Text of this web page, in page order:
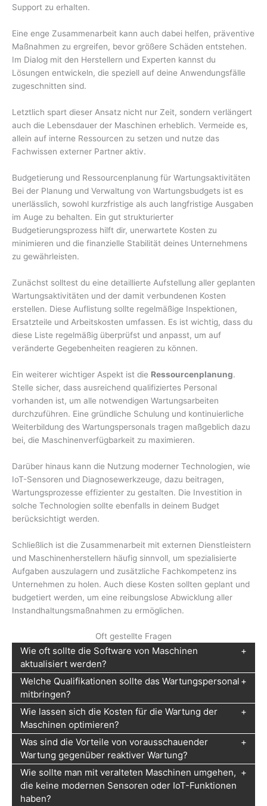
Support zu erhalten.
Eine enge Zusammenarbeit kann auch dabei helfen, präventive
Maßnahmen zu ergreifen, bevor größere Schäden entstehen.
Im Dialog mit den Herstellern und Experten kannst du
Lösungen entwickeln, die speziell auf deine Anwendungsfälle
zugeschnitten sind.
Letztlich spart dieser Ansatz nicht nur Zeit, sondern verlängert
auch die Lebensdauer der Maschinen erheblich. Vermeide es,
allein auf interne Ressourcen zu setzen und nutze das
Fachwissen externer Partner aktiv.
Budgetierung und Ressourcenplanung für Wartungsaktivitäten
Bei der Planung und Verwaltung von Wartungsbudgets ist es
unerlässlich, sowohl kurzfristige als auch langfristige Ausgaben
im Auge zu behalten. Ein gut strukturierter
Budgetierungsprozess hilft dir, unerwartete Kosten zu
minimieren und die finanzielle Stabilität deines Unternehmens
zu gewährleisten.
Zunächst solltest du eine detaillierte Aufstellung aller geplanten
Wartungsaktivitäten und der damit verbundenen Kosten
erstellen. Diese Auflistung sollte regelmäßige Inspektionen,
Ersatzteile und Arbeitskosten umfassen. Es ist wichtig, dass du
diese Liste regelmäßig überprüfst und anpasst, um auf
veränderte Gegebenheiten reagieren zu können.
Ein weiterer wichtiger Aspekt ist die Ressourcenplanung.
Stelle sicher, dass ausreichend qualifiziertes Personal
vorhanden ist, um alle notwendigen Wartungsarbeiten
durchzuführen. Eine gründliche Schulung und kontinuierliche
Weiterbildung des Wartungspersonals tragen maßgeblich dazu
bei, die Maschinenverfügbarkeit zu maximieren.
Darüber hinaus kann die Nutzung moderner Technologien, wie
IoT-Sensoren und Diagnosewerkzeuge, dazu beitragen,
Wartungsprozesse effizienter zu gestalten. Die Investition in
solche Technologien sollte ebenfalls in deinem Budget
berücksichtigt werden.
Schließlich ist die Zusammenarbeit mit externen Dienstleistern
und Maschinenherstellern häufig sinnvoll, um spezialisierte
Aufgaben auszulagern und zusätzliche Fachkompetenz ins
Unternehmen zu holen. Auch diese Kosten sollten geplant und
budgetiert werden, um eine reibungslose Abwicklung aller
Instandhaltungsmaßnahmen zu ermöglichen.
Oft gestellte Fragen
Wie oft sollte die Software von Maschinen
aktualisiert werden?
Welche Qualifikationen sollte das Wartungspersonal
mitbringen?
Wie lassen sich die Kosten für die Wartung der
Maschinen optimieren?
Was sind die Vorteile von vorausschauender
Wartung gegenüber reaktiver Wartung?
Wie sollte man mit veralteten Maschinen umgehen,
die keine modernen Sensoren oder IoT-Funktionen
haben?